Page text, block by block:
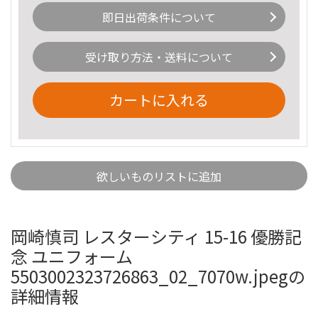
即日出荷条件について
受け取り方法・送料について
カートに入れる
欲しいものリストに追加
岡崎慎司 レスターシティ 15-16 優勝記
念 ユニフォーム
5503002323726863_02_7070w.jpegの
詳細情報